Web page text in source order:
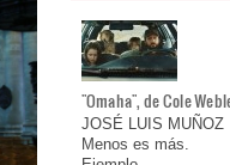
"Omaha", de Cole
JOSÉ LUIS MUÑOZ
Menos es más.